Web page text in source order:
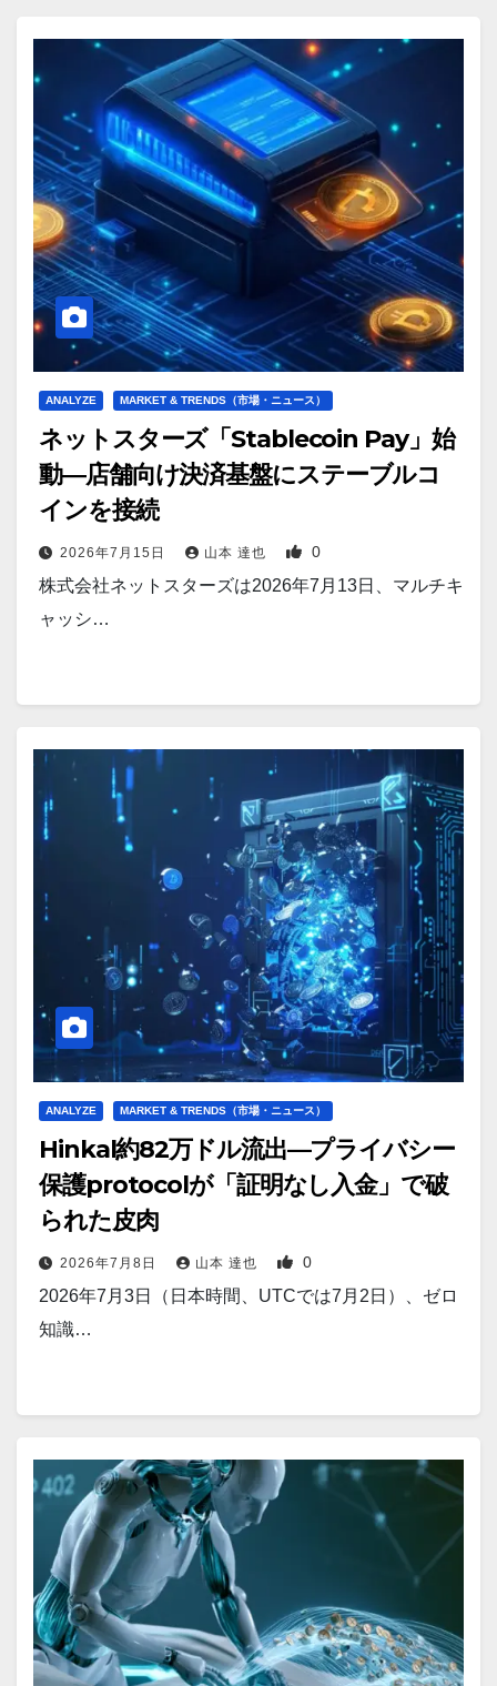
ANALYZE MARKET & TRENDS（市場・ニュース）
ネットスターズ「Stablecoin Pay」始
動―店舗向け決済基盤にステーブルコ
インを接続
2026年7月15日 山本 達也 0
株式会社ネットスターズは2026年7月13日、マルチキ
ャッシ…
ANALYZE MARKET & TRENDS（市場・ニュース）
Hinkal約82万ドル流出—プライバシー
保護protocolが「証明なし入金」で破
られた皮肉
2026年7月8日 山本 達也 0
2026年7月3日（日本時間、UTCでは7月2日）、ゼロ
知識…